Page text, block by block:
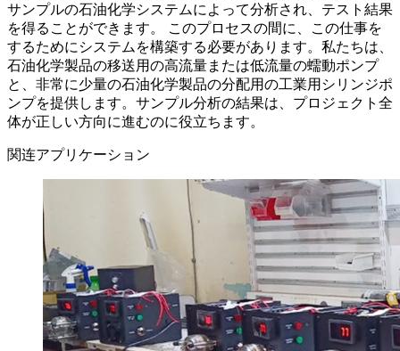
サンプルの石油化学システムによって分析され、テスト結果
を得ることができます。 このプロセスの間に、この仕事を
するためにシステムを構築する必要があります。私たちは、
石油化学製品の移送用の高流量または低流量の蠕動ポンプ
と、非常に少量の石油化学製品の分配用の工業用シリンジポ
ンプを提供します。サンプル分析の結果は、プロジェクト全
体が正しい方向に進むのに役立ちます。
関连アプリケーション